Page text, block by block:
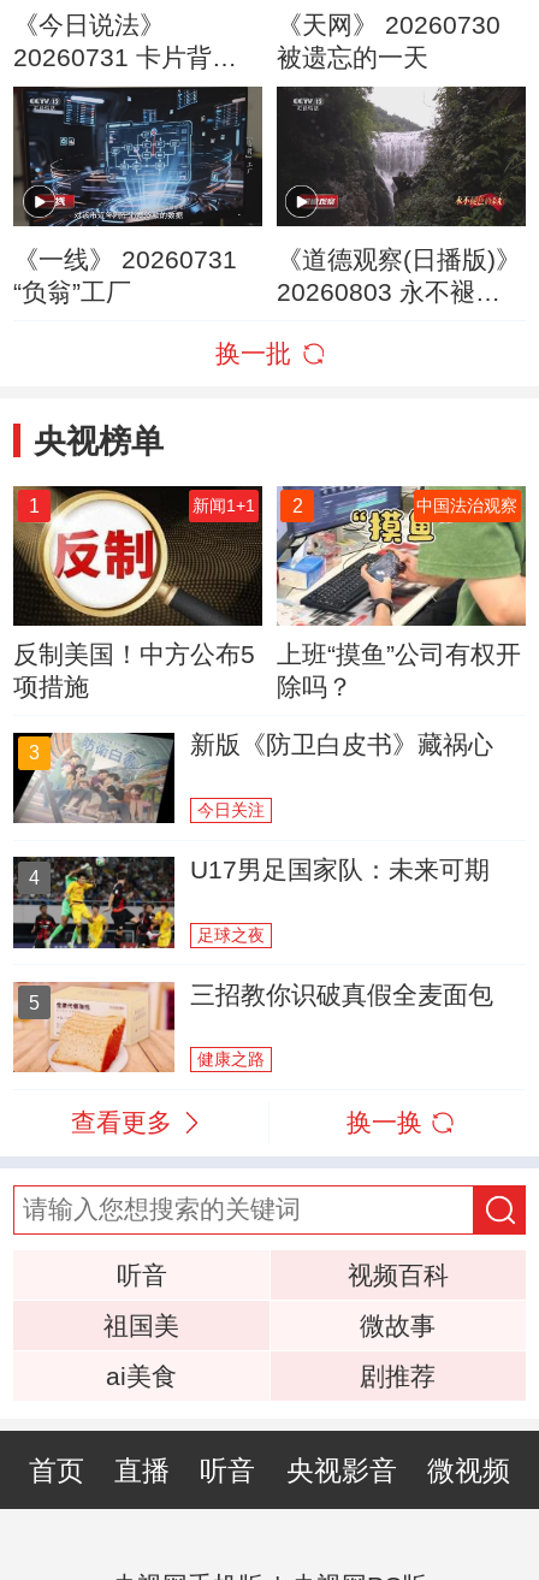
《今日说法》
20260731 卡片背后
的非法放贷网
《天网》 20260730
被遗忘的一天
《一线》 20260731
“负翁”工厂
《道德观察(日播版)》
20260803 永不褪色
的路
换一批
央视榜单
1 新闻1+1
反制美国！中方公布5
项措施
2 中国法治观察
上班“摸鱼”公司有权开
除吗？
3 新版《防卫白皮书》藏祸心
今日关注
4 U17男足国家队：未来可期
足球之夜
5 三招教你识破真假全麦面包
健康之路
查看更多 换一换
听音
视频百科
祖国美
微故事
ai美食
剧推荐
首页 直播 听音 央视影音 微视频